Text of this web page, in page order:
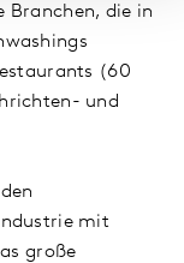
Branchen, die in
(60
und
mit
große